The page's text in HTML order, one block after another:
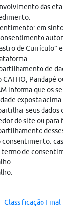
das
em
de Currículo”
de
CATHO, Pandapé
informa que os
exposta
seus dados
do site ou para
consentimento:
termo de
Classificação Final